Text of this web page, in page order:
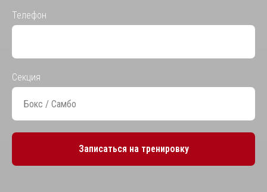
Телефон
Секция
Записаться на тренировку